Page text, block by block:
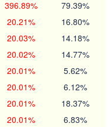
396.89% 79.39%
20.21% 16.80%
20.03% 14.18%
20.02% 14.77%
20.01% 5.62%
20.01% 6.12%
20.01% 18.37%
20.01% 6.83%